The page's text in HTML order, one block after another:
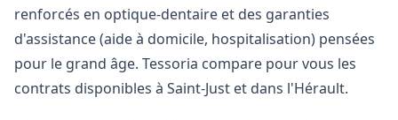
renforcés en optique-dentaire et des garanties
d'assistance (aide à domicile, hospitalisation) pensées
pour le grand âge. Tessoria compare pour vous les
contrats disponibles à Saint-Just et dans l'Hérault.